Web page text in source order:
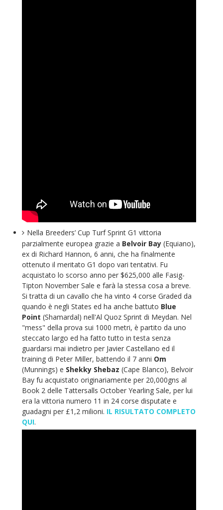
Nella Breeders’ Cup Turf Sprint G1 vittoria
parzialmente europea grazie a Belvoir Bay(Equiano),
ex di Richard Hannon, 6 anni, che ha finalmente
ottenuto il meritato G1 dopo vari tentativi. Fu
acquistato lo scorso anno per $625,000 alle Fasig-
Tipton November Sale e farà la stessa cosa a breve.
Si tratta di un cavallo che ha vinto 4 corse Graded da
quando è negli States ed ha anche battuto Blue
Point (Shamardal) nell'Al Quoz Sprint di Meydan. Nel
"mess" della prova sui 1000 metri, è partito da uno
steccato largo ed ha fatto tutto in testa senza
guardarsi mai indietro per Javier Castellano ed il
training di Peter Miller, battendo il 7 anni Om
(Munnings) e Shekky Shebaz (Cape Blanco), Belvoir
Bay fu acquistato originariamente per 20,000gns al
Book 2 delle Tattersalls October Yearling Sale, per lui
era la vittoria numero 11 in 24 corse disputate e
guadagni per £1,2 milioni. IL RISULTATO COMPLETO
QUI.